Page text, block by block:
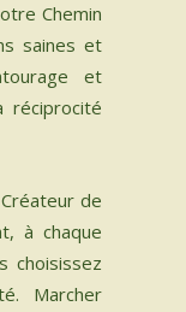
Chemin
saines et
et
réciprocité
de
à chaque
choisissez
Marcher